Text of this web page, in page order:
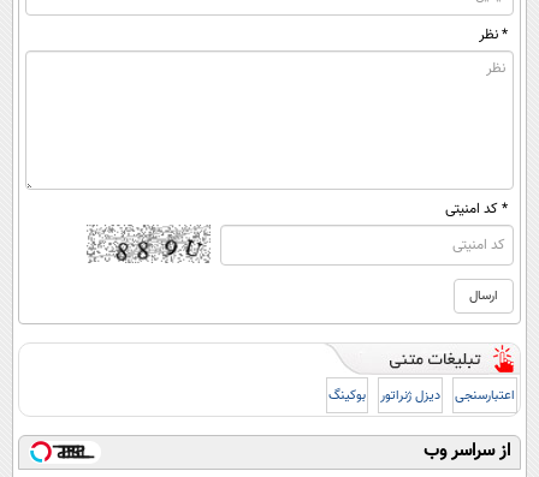
* نظر
* کد امنیتی
اعتبارسنجی دیزل ژنراتور بوکینگ
از سراسر وب